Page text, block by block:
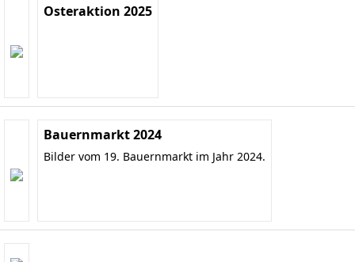
Osteraktion 2025
Bauernmarkt 2024
Bilder vom 19. Bauernmarkt im Jahr 2024.